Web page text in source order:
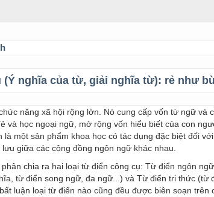
nghĩa của từ, giải nghĩa từ): rẻ như
năng xã hội rộng lớn. Nó cung cấp vốn từ ngữ và
và học ngoại ngữ, mở rộng vốn hiểu biết của con
là một sản phẩm khoa học có tác dụng đặc biệt đối
giữa các cộng đồng ngôn ngữ khác nhau.
chia ra hai loại từ điển công cụ: Từ điển ngôn
từ điển song ngữ, đa ngữ...) và Từ điển tri thức (từ
luận loại từ điển nào cũng đều được biên soạn